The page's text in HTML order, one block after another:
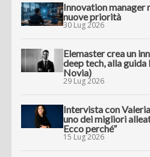
Innovation manager
nuove priorità
30 Lug 2026
Elemaster crea un
deep tech, alla
Novia)
29 Lug 2026
Intervista con Valeria
uno dei migliori
Ecco perché”
15 Lug 2026